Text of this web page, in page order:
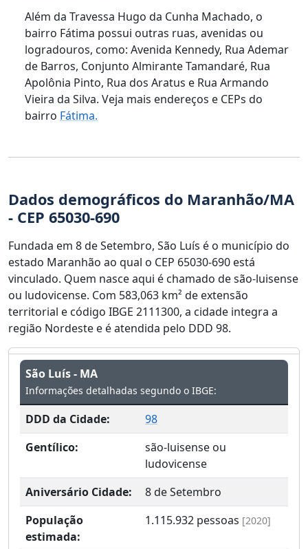
Além da Travessa Hugo da Cunha Machado, o
bairro Fátima possui outras ruas, avenidas ou
logradouros, como: Avenida Kennedy, Rua Ademar
de Barros, Conjunto Almirante Tamandaré, Rua
Apolônia Pinto, Rua dos Aratus e Rua Armando
Vieira da Silva. Veja mais endereços e CEPs do
bairro Fátima.
Dados demográficos do Maranhão/MA
- CEP 65030-690
Fundada em 8 de Setembro, São Luís é o município do
estado Maranhão ao qual o CEP 65030-690 está
vinculado. Quem nasce aqui é chamado de são-luisense
ou ludovicense. Com 583,063 km² de extensão
territorial e código IBGE 2111300, a cidade integra a
região Nordeste e é atendida pelo DDD 98.
São Luís - MA
Informações detalhadas segundo o IBGE:
DDD da Cidade:
98
Gentílico:
são-luisense ou
ludovicense
Aniversário Cidade:
8 de Setembro
População
estimada:
1.115.932 pessoas [2020]